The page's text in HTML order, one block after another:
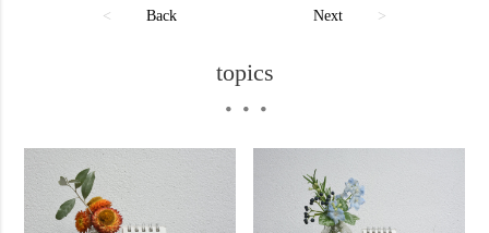
< Back Next >
topics
・・・